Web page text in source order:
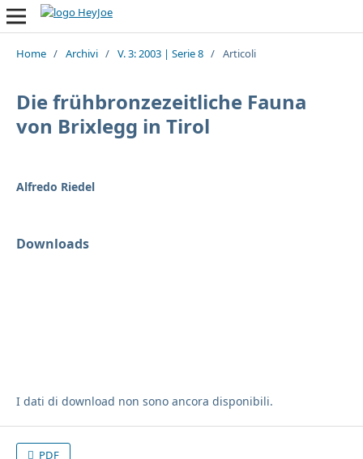
Home / Archivi / V. 3: 2003 | Serie 8 / Articoli
Die frühbronzezeitliche Fauna
von Brixlegg in Tirol
Alfredo Riedel
Downloads
I dati di download non sono ancora disponibili.
PDF